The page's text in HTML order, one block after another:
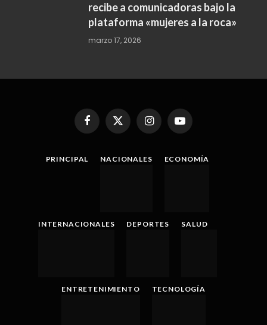
recibe a comunicadoras bajo la
plataforma «mujeres a la roca»
marzo 17, 2026
FacebookX
InstagramYouTube
PRINCIPAL NACIONALES ECONOMÍA
INTERNACIONALES DEPORTES SALUD
ENTRETENIMIENTO TECNOLOGÍA